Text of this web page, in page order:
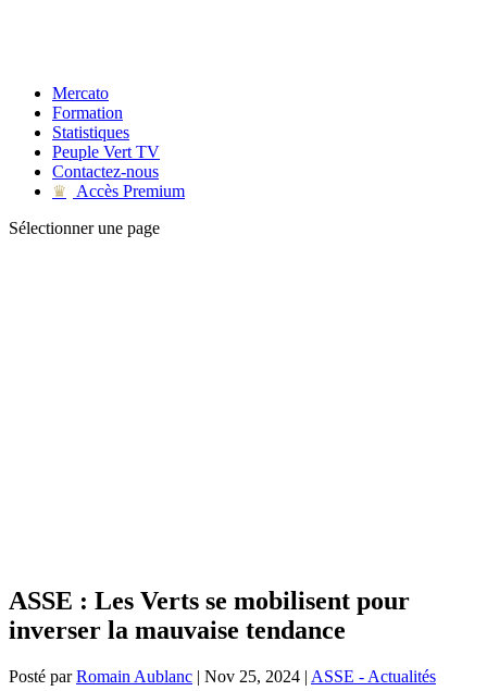
Mercato
Formation
Statistiques
Peuple Vert TV
Contactez-nous
♛
Accès Premium
Sélectionner une page
ASSE : Les Verts se mobilisent pour
inverser la mauvaise tendance
Posté parRomain Aublanc | Nov 25, 2024 | ASSE - Actualités